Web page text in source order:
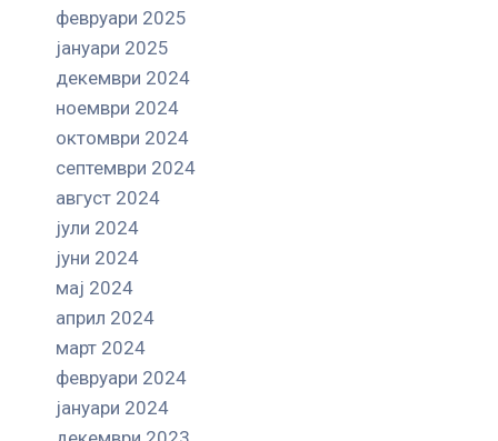
февруари 2025
јануари 2025
декември 2024
ноември 2024
октомври 2024
септември 2024
август 2024
јули 2024
јуни 2024
мај 2024
април 2024
март 2024
февруари 2024
јануари 2024